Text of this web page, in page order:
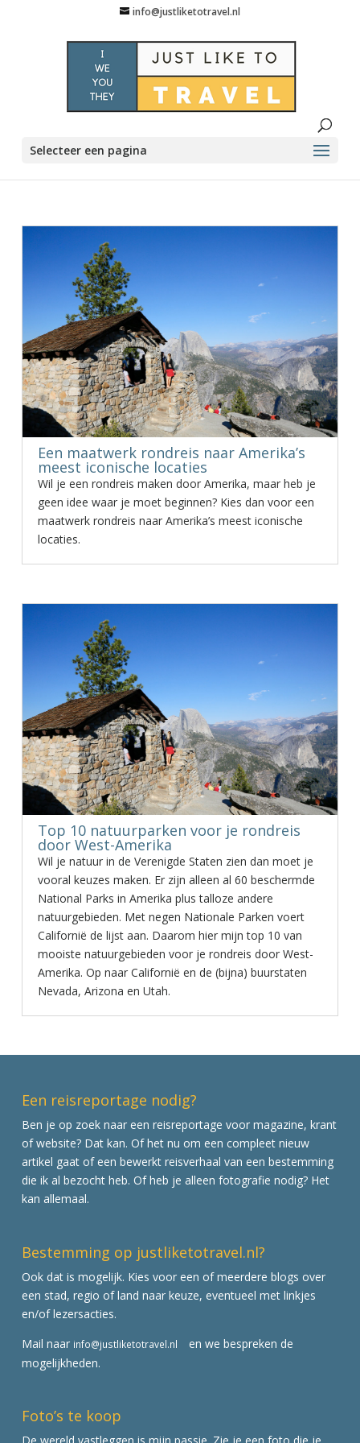
info@justliketotravel.nl
Selecteer een pagina
Een maatwerk rondreis naar Amerika’s
meest iconische locaties
Wil je een rondreis maken door Amerika, maar heb je
geen idee waar je moet beginnen? Kies dan voor een
maatwerk rondreis naar Amerika’s meest iconische
locaties.
Top 10 natuurparken voor je rondreis
door West-Amerika
Wil je natuur in de Verenigde Staten zien dan moet je
vooral keuzes maken. Er zijn alleen al 60 beschermde
National Parks in Amerika plus talloze andere
natuurgebieden. Met negen Nationale Parken voert
Californië de lijst aan. Daarom hier mijn top 10 van
mooiste natuurgebieden voor je rondreis door West-
Amerika. Op naar Californië en de (bijna) buurstaten
Nevada, Arizona en Utah.
Een reisreportage nodig?
Ben je op zoek naar een reisreportage voor magazine, krant
of website? Dat kan. Of het nu om een compleet nieuw
artikel gaat of een bewerkt reisverhaal van een bestemming
die ik al bezocht heb. Of heb je alleen fotografie nodig? Het
kan allemaal.
Bestemming op justliketotravel.nl?
Ook dat is mogelijk. Kies voor een of meerdere blogs over
een stad, regio of land naar keuze, eventueel met linkjes
en/of lezersacties.
Mail naar info@justliketotravel.nl
en we bespreken de
mogelijkheden.
Foto’s te koop